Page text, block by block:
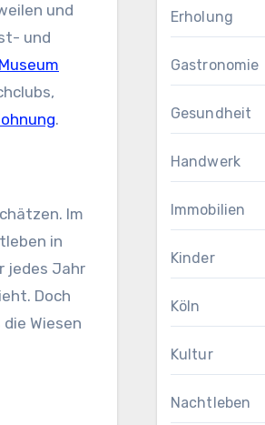
und
und
Museum
.
Im
in
jedes Jahr
Doch
Wiesen
Erholung
Gastronomie
Gesundheit
Handwerk
Immobilien
Kinder
Köln
Kultur
Nachtleben